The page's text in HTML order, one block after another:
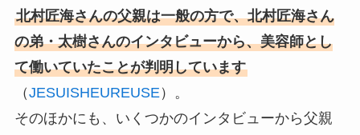
北村匠海さんの父親は一般の方で、北村匠海さん
の弟・太樹さんのインタビューから、美容師とし
て働いていたことが判明しています
（JESUISHEUREUSE）。
そのほかにも、いくつかのインタビューから父親